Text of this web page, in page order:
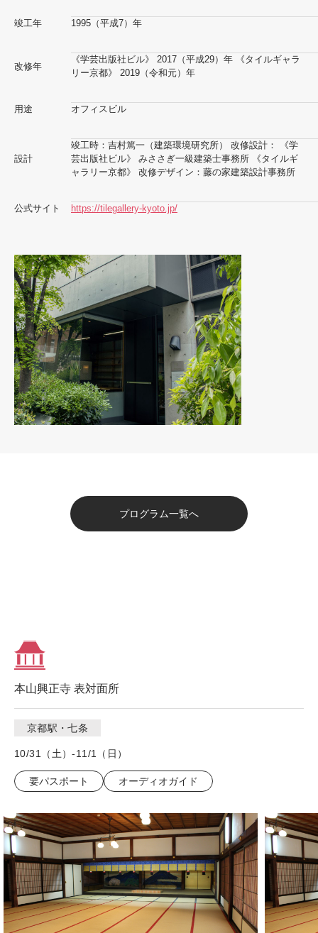
竣工年 1995（平成7）年
改修年
《学芸出版社ビル》 2017（平成29）年 《タイルギャラ
リー京都》 2019（令和元）年
用途 オフィスビル
設計
竣工時：吉村篤一（建築環境研究所） 改修設計： 《学
芸出版社ビル》 みささぎ一級建築士事務所 《タイルギ
ャラリー京都》 改修デザイン：藤の家建築設計事務所
公式サイト https://tilegallery-kyoto.jp/
プログラム一覧へ
本山興正寺 表対面所
京都駅・七条
10/31（土）-11/1（日）
要パスポート オーディオガイド